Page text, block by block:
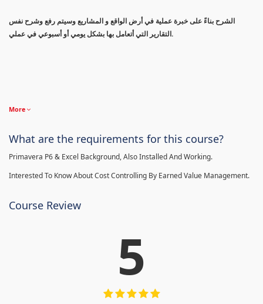
الشرح بناءً على خبرة عملية في أرض الواقع و المشاريع وسيتم رفع وشرح نفس
التقارير التي أتعامل بها بشكل يومي أو أسبوعي في عملي.
More
What are the requirements for this course?
Primavera P6 & Excel Background, Also Installed And Working.
Interested To Know About Cost Controlling By Earned Value Management.
Course Review
5